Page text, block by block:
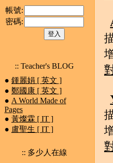
帳號:
密碼:
:: Teacher's BLOG
● 鍾麗娟 [ 英文 ]
● 鄭國康 [ 英文 ]
● A World Made of
Pages
● 黃燦霖 [ IT ]
● 盧聖生 [ IT ]
:: 多少人在線